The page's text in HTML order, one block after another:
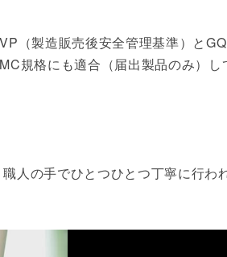
（製造販売後安全管理基準）と
規格にも適合（届出製品のみ）し
人の手でひとつひとつ丁寧に行わ